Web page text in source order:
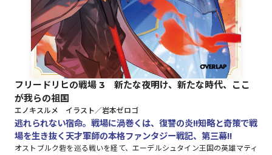
コミックガルド
コミッククリエ
フリードリヒの戦場 3 新たな夜明け、新たな時代、ここ
が我らの祖国
エノキスルメ イラスト／岩本ゼロゴ
逃れられない宿命。戦場に渦巻くは、復讐の炎――!!知略と奇策で戦
場を生き抜く天才軍師の本格ファンタジー戦記、第三幕!!
オストブルク砦を巡る戦いを経て、エーデルシュタイン王国の英雄マティ